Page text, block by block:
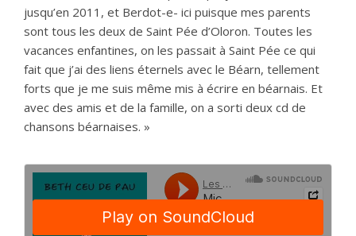
jusqu’en 2011, et Berdot-e- ici puisque mes parents
sont tous les deux de Saint Pée d’Oloron. Toutes les
vacances enfantines, on les passait à Saint Pée ce qui
fait que j’ai des liens éternels avec le Béarn, tellement
forts que je me suis même mis à écrire en béarnais. Et
avec des amis et de la famille, on a sorti deux cd de
chansons béarnaises. »